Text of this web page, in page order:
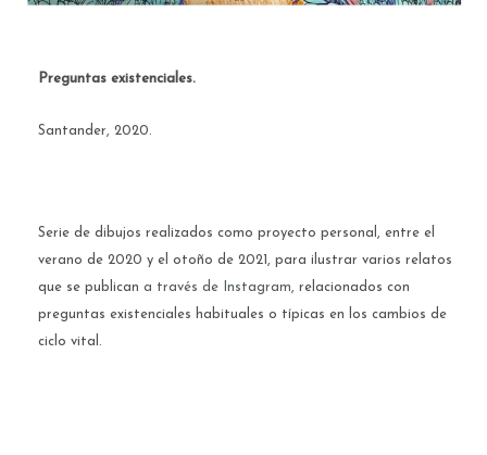
Preguntas existenciales.
Santander, 2020.
Serie de dibujos realizados como proyecto personal, entre el
verano de 2020 y el otoño de 2021, para ilustrar varios relatos
que se publican a través de Instagram, relacionados con
preguntas existenciales habituales o típicas en los cambios de
ciclo vital.